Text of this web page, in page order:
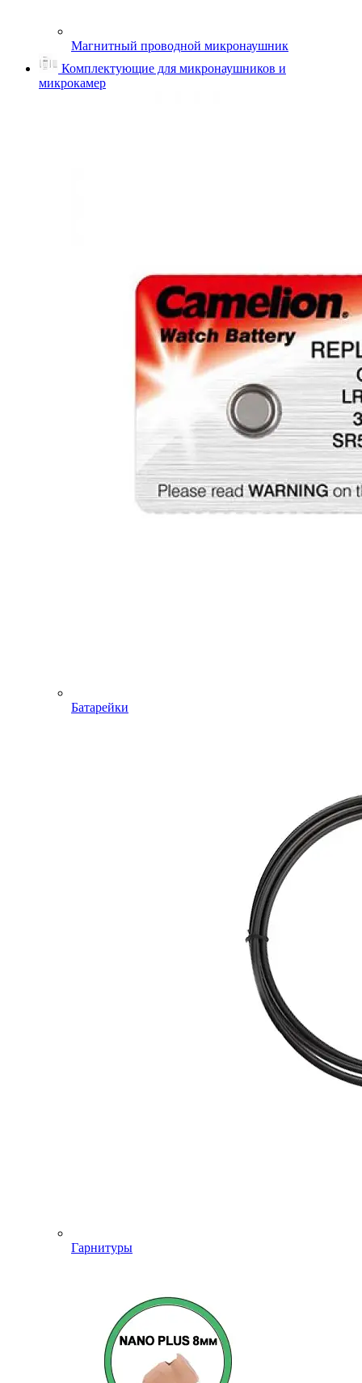
Магнитный проводной микронаушник
Комплектующие для микронаушников и
микрокамер
Батарейки
Гарнитуры